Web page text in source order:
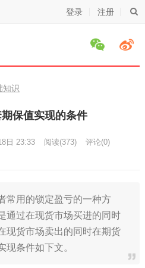
登录 注册
知识
保值实现的条件
日 23:33 阅读(373) 评论(0)
用的锁定盈亏的一种方
通过在现货市场买进的同时
现货市场卖出的同时在期货
现条件如下文。